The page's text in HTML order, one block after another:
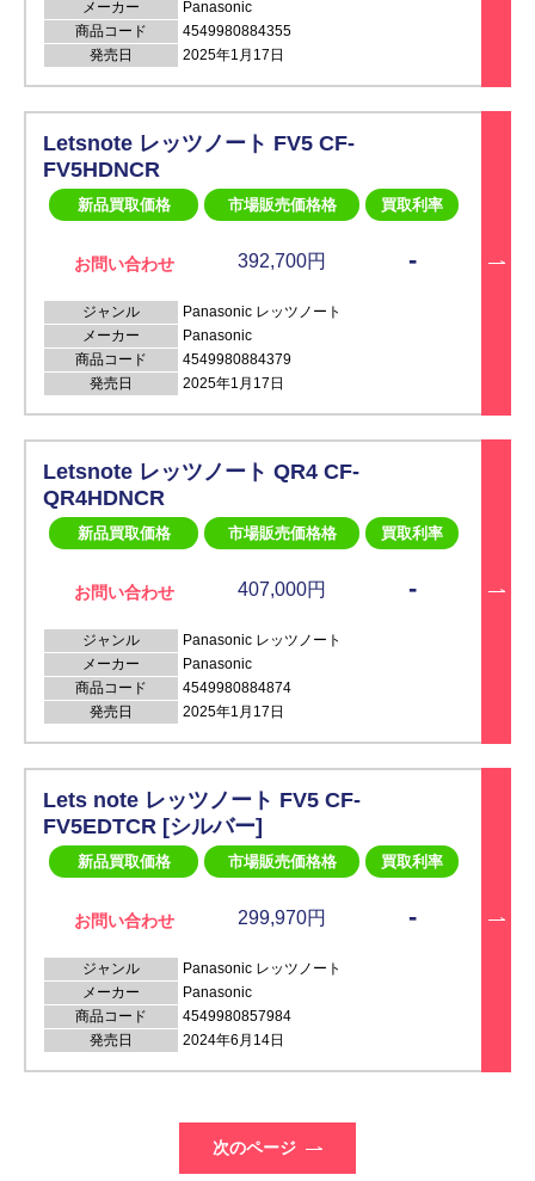
メーカー
Panasonic
商品コード
4549980884355
発売日
2025年1月17日
Letsnote レッツノート FV5 CF-
FV5HDNCR
新品買取価格 市場販売価格格 買取利率
お問い合わせ 392,700円 -
ジャンル
Panasonic レッツノート
メーカー
Panasonic
商品コード
4549980884379
発売日
2025年1月17日
Letsnote レッツノート QR4 CF-
QR4HDNCR
新品買取価格 市場販売価格格 買取利率
お問い合わせ 407,000円 -
ジャンル
Panasonic レッツノート
メーカー
Panasonic
商品コード
4549980884874
発売日
2025年1月17日
Lets note レッツノート FV5 CF-
FV5EDTCR [シルバー]
新品買取価格 市場販売価格格 買取利率
お問い合わせ 299,970円 -
ジャンル
Panasonic レッツノート
メーカー
Panasonic
商品コード
4549980857984
発売日
2024年6月14日
次のページ